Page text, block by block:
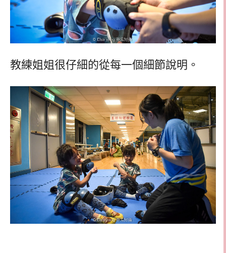
教練姐姐很仔細的從每一個細節說明。